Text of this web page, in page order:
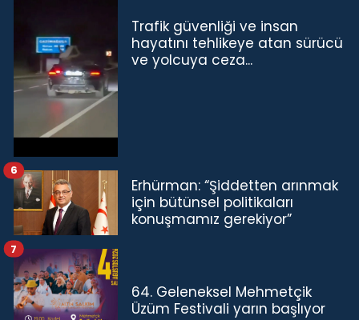
Trafik güvenliği ve insan
hayatını tehlikeye atan sürücü
ve yolcuya ceza...
Erhürman: “Şiddetten arınmak
için bütünsel politikaları
konuşmamız gerekiyor”
6
64. Geleneksel Mehmetçik
Üzüm Festivali yarın başlıyor
7